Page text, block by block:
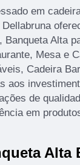
em
Dellabruna
Banqueta Alta
Mesa e
Cadeira
aos
de
em
Alta